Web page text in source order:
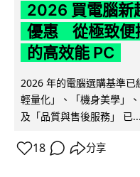
2026 買電腦新
優惠 從極致便
的高效能 PC
2026 年的電腦選購基準已
輕量化」、「機身美學」
及「品質與售後服務」 已...
18 分享